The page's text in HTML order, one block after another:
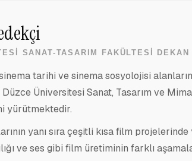
SANAT-TASARIM FAKÜLTESI
tarihi ve sinema sosyolojisi
Üniversitesi Sanat, Tasarım ve
yürütmektedir.
yanı sıra çeşitli kısa film
ve ses gibi film üretiminin farklı